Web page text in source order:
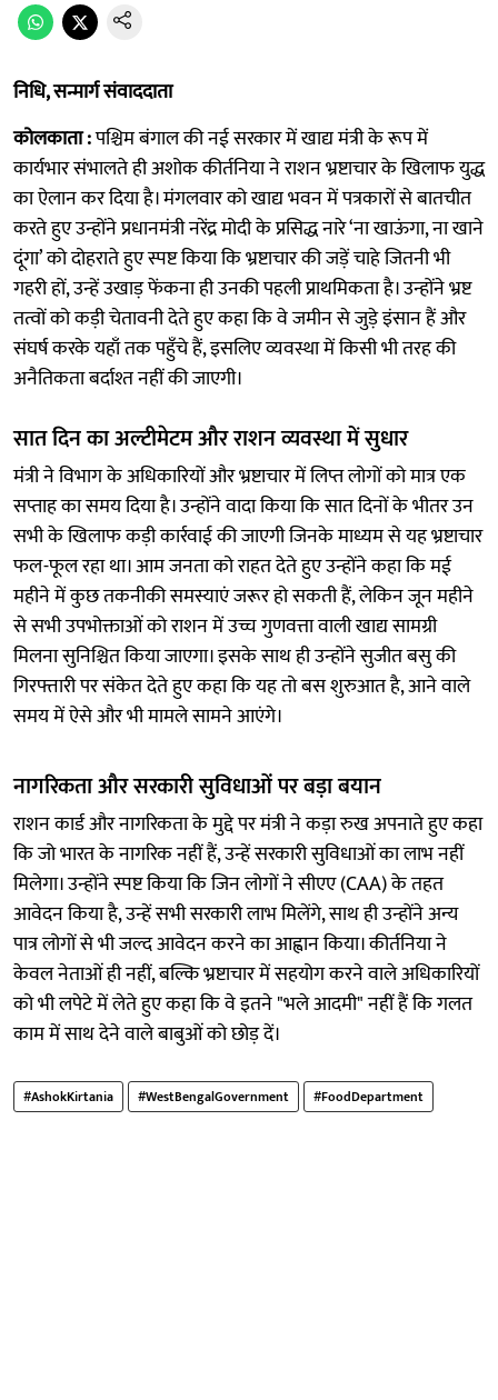
निधि, सन्मार्ग संवाददाता
कोलकाता :पश्चिम बंगाल की नई सरकार में खाद्य मंत्री के रूप में
कार्यभार संभालते ही अशोक कीर्तनिया ने राशन भ्रष्टाचार के खिलाफ युद्ध
का ऐलान कर दिया है। मंगलवार को खाद्य भवन में पत्रकारों से बातचीत
करते हुए उन्होंने प्रधानमंत्री नरेंद्र मोदी के प्रसिद्ध नारे ‘ना खाऊंगा, ना खाने
दूंगा’ को दोहराते हुए स्पष्ट किया कि भ्रष्टाचार की जड़ें चाहे जितनी भी
गहरी हों, उन्हें उखाड़ फेंकना ही उनकी पहली प्राथमिकता है। उन्होंने भ्रष्ट
तत्वों को कड़ी चेतावनी देते हुए कहा कि वे जमीन से जुड़े इंसान हैं और
संघर्ष करके यहाँ तक पहुँचे हैं, इसलिए व्यवस्था में किसी भी तरह की
अनैतिकता बर्दाश्त नहीं की जाएगी।
सात दिन का अल्टीमेटम और राशन व्यवस्था में सुधार
मंत्री ने विभाग के अधिकारियों और भ्रष्टाचार में लिप्त लोगों को मात्र एक
सप्ताह का समय दिया है। उन्होंने वादा किया कि सात दिनों के भीतर उन
सभी के खिलाफ कड़ी कार्रवाई की जाएगी जिनके माध्यम से यह भ्रष्टाचार
फल-फूल रहा था। आम जनता को राहत देते हुए उन्होंने कहा कि मई
महीने में कुछ तकनीकी समस्याएं जरूर हो सकती हैं, लेकिन जून महीने
से सभी उपभोक्ताओं को राशन में उच्च गुणवत्ता वाली खाद्य सामग्री
मिलना सुनिश्चित किया जाएगा। इसके साथ ही उन्होंने सुजीत बसु की
गिरफ्तारी पर संकेत देते हुए कहा कि यह तो बस शुरुआत है, आने वाले
समय में ऐसे और भी मामले सामने आएंगे।
नागरिकता और सरकारी सुविधाओं पर बड़ा बयान
राशन कार्ड और नागरिकता के मुद्दे पर मंत्री ने कड़ा रुख अपनाते हुए कहा
कि जो भारत के नागरिक नहीं हैं, उन्हें सरकारी सुविधाओं का लाभ नहीं
मिलेगा। उन्होंने स्पष्ट किया कि जिन लोगों ने सीएए (CAA) के तहत
आवेदन किया है, उन्हें सभी सरकारी लाभ मिलेंगे, साथ ही उन्होंने अन्य
पात्र लोगों से भी जल्द आवेदन करने का आह्वान किया। कीर्तनिया ने
केवल नेताओं ही नहीं, बल्कि भ्रष्टाचार में सहयोग करने वाले अधिकारियों
को भी लपेटे में लेते हुए कहा कि वे इतने "भले आदमी" नहीं हैं कि गलत
काम में साथ देने वाले बाबुओं को छोड़ दें।
#AshokKirtania #WestBengalGovernment #FoodDepartment